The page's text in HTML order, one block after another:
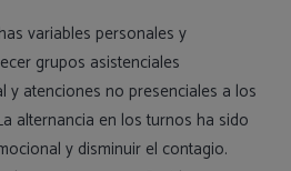
variables personales y
grupos asistenciales
y atenciones no presenciales a los
alternancia en los turnos ha sido
y disminuir el contagio.